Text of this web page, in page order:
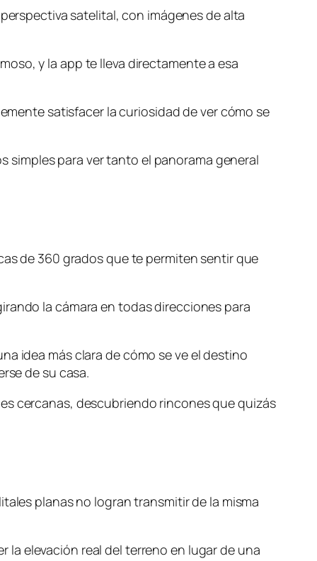
satelital, con imágenes de alta
y la app te lleva directamente a esa
satisfacer la curiosidad de ver cómo se
simples para ver tanto el panorama general
de 360 grados que te permiten sentir que
la cámara en todas direcciones para
idea más clara de cómo se ve el destino
de su casa.
cercanas, descubriendo rincones que quizás
planas no logran transmitir de la misma
elevación real del terreno en lugar de una